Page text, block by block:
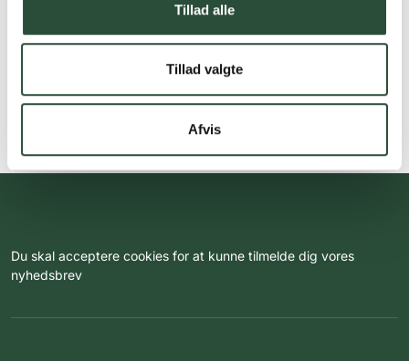
Tillad alle
Tillad valgte
Afvis
Du skal acceptere cookies for at kunne tilmelde dig vores
nyhedsbrev